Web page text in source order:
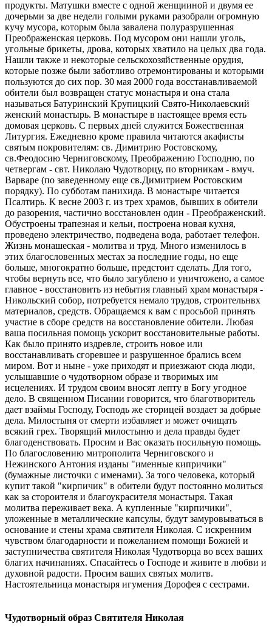
продукты. Матушки вместе с одной женщииной и двумя ее
дочерьми за две недели голыми руками разобрали огромную
кучу мусора, которым была завалена полуразрушенная
Преображенская церковь. Под мусором они нашли уголь,
угольные брикеты, дрова, которых хватило на целых два года.
Нашли также и некоторые сельскохозяйственные орудия,
которые позже были заботливо отремонтированы и которыми
пользуются до сих пор. 30 мая 2000 года восстанавливаемой
обители был возвращен статус монастыря и она стала
называться Батуринский Крупицкий Свято-Николаевский
женский монастырь. В монастыре в настоящее время есть
домовая церковь. С первых дней служится Божественная
Литургия. Ежедневно кроме правила читаются акафисты
святым покровителям: св. Димитрию Ростовскому,
св.Феодосию Черниговскому, Преображению Господню, по
четвергам - свт. Николаю Чудотворцу, по вторникам - вмуч.
Варваре (по заведенному еще св.Димитрием Ростовским
порядку). По субботам панихида. В монастыре читается
Псалтирь. К весне 2003 г. из трех храмов, бывших в обители
до разорения, частично восстановлен один - Преображенский.
Обустроены трапезная и кельи, построена новая кухня,
проведено электричество, подведена вода, работает телефон.
Жизнь монашеская - молитва и труд. Много изменилось в
этих благословенных местах за последние годы, но еще
больше, многократно больше, предстоит сделать. Для того,
чтобы вернуть все, что было загублено и уничтожено, а самое
главное - восстановить из небытия главный храм монастыря -
Никольский собор, потребуется немало трудов, строительнвх
материалов, средств. Обращаемся к вам с просьбой принять
участие в сборе средств на восстановление обители. Любая
ваша посильная помощь ускорит восстановительные работы.
Как было принято издревле, строить новое или
восстанавливать сгоревшее и разрушенное брались всем
миром. Вот и ныне - уже приходят и приезжают сюда люди,
услышавшие о чудотворном образе и творимых им
исцелениях. И трудом своим вносят лепту в Богу угодное
дело. В священном Писании говорится, что благотворитель
дает взаймы Господу, Господь же сторицей воздает за добрые
дела. Милостыня от смерти избавляет и может очищать
всякий грех. Творящий милостыню и дела правды будет
благоденствовать. Просим и Вас оказать посильную помощь.
По благословению митрополита Черниговского и
Нежинского Антония изданы "именные кипричики"
(бумажные листочки с именами). За того человека, который
купит такой "кирпичик" в обители будут постоянно молиться
как за стороителя и благоукрасителя монастыря. Такая
молитва переживает века. А купленные "кирпичики",
уложенные в металлические капсулы, будут замуровываться в
основание и стены храма святителя Николая. С искренним
чувством благодарности и пожеланием помощи Божией и
заступничества святителя Николая Чудотворца во всех ваших
благих начинаниях. Спасайтесь о Господе и живите в любви и
духовной радости. Просим ваших святых молитв.
Настоятельница монастыря игумения Дорофея с сестрами.
Чудотворный образ Святителя Николая